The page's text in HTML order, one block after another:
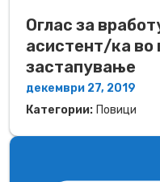
Оглас за
асистент/ка во
застапување
декември 27, 2019
Категории: Повици